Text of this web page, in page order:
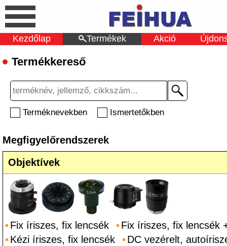
Kezdőlap Termékek Akció
Termékkereső
Terméknevekben Ismertetőkben
Megfigyelőrendszerek
Objektívek
Fix íriszes, fix lencsék
Fix íriszes, fix lencsék
Kézi íriszes, fix lencsék
DC vezérelt,